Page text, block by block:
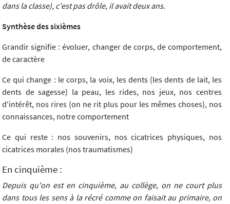
dans la classe), c'est pas drôle, il avait deux ans.
Synthèse des sixièmes
Grandir signifie : évoluer, changer de corps, de comportement,
de caractère
Ce qui change : le corps, la voix, les dents (les dents de lait, les
dents de sagesse) la peau, les rides, nos jeux, nos centres
d'intérêt, nos rires (on ne rit plus pour les mêmes choses), nos
connaissances, notre comportement
Ce qui reste : nos souvenirs, nos cicatrices physiques, nos
cicatrices morales (nos traumatismes)
En cinquième :
Depuis qu'on est en cinquième, au collège, on ne court plus
dans tous les sens à la récré comme on faisait au primaire, on